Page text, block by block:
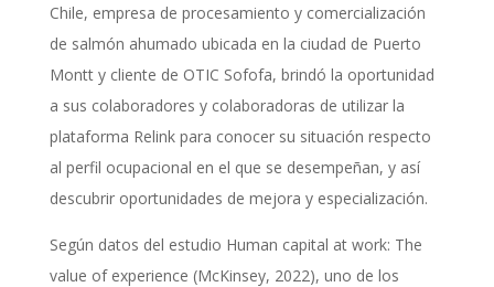
Chile, empresa de procesamiento y comercialización
de salmón ahumado ubicada en la ciudad de Puerto
Montt y cliente de OTIC Sofofa, brindó la oportunidad
a sus colaboradores y colaboradoras de utilizar la
plataforma Relink para conocer su situación respecto
al perfil ocupacional en el que se desempeñan, y así
descubrir oportunidades de mejora y especialización.
Según datos del estudio Human capital at work: The
value of experience (McKinsey, 2022), uno de los